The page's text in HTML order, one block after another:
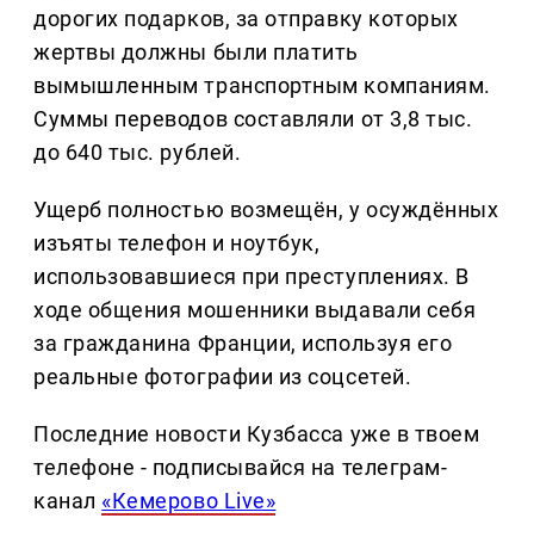
дорогих подарков, за отправку которых
жертвы должны были платить
вымышленным транспортным компаниям.
Суммы переводов составляли от 3,8 тыс.
до 640 тыс. рублей.
Ущерб полностью возмещён, у осуждённых
изъяты телефон и ноутбук,
использовавшиеся при преступлениях. В
ходе общения мошенники выдавали себя
за гражданина Франции, используя его
реальные фотографии из соцсетей.
Последние новости Кузбасса уже в твоем
телефоне - подписывайся на телеграм-
канал «Кемерово Live»